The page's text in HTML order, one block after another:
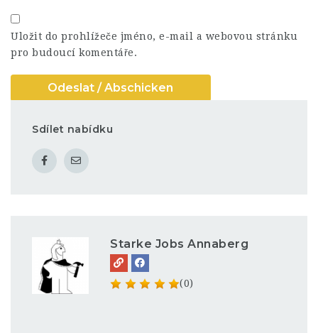
Uložit do prohlížeče jméno, e-mail a webovou stránku
pro budoucí komentáře.
Sdílet nabídku
Starke Jobs Annaberg
(0)